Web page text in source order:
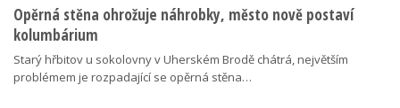
Opěrná stěna ohrožuje náhrobky, město nově postaví
kolumbárium
Starý hřbitov u sokolovny v Uherském Brodě chátrá, největším
problémem je rozpadající se opěrná stěna…